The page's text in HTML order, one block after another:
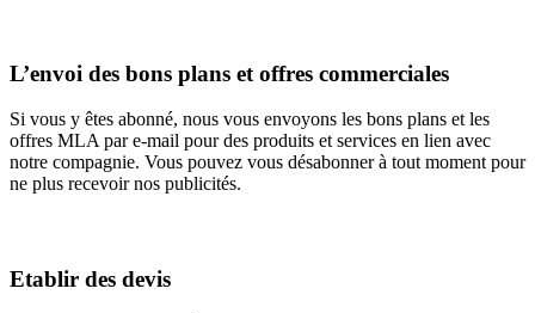
L’envoi des bons plans et offres commerciales
Si vous y êtes abonné, nous vous envoyons les bons plans et les
offres MLA par e-mail pour des produits et services en lien avec
notre compagnie. Vous pouvez vous désabonner à tout moment pour
ne plus recevoir nos publicités.
Etablir des devis